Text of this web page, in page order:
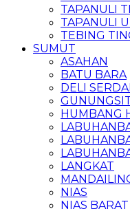
TAPANULI
TAPANULI
TEBING
SUMUT
ASAHAN
BATU BARA
DELI
HUMBANG
LANGKAT
NIAS
NIAS BARAT